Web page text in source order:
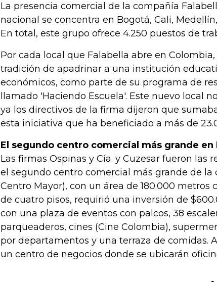
La presencia comercial de la compañía
nacional se concentra en Bogotá, Cali,
En total, este grupo ofrece 4.250 puestos de
Por cada local que Falabella abre en
tradición de apadrinar a una institución
económicos, como parte de su programa de
llamado 'Haciendo Escuela'. Este nuevo local
ya los directivos de la firma dijeron que
esta iniciativa que ha beneficiado a más de
El segundo centro comercial más grande en
Las firmas Ospinas y Cía. y Cuzesar fueron las
el segundo centro comercial más grande de la
Centro Mayor), con un área de 180.000 metros
de cuatro pisos, requirió una inversión de
con una plaza de eventos con palcos, 38
parqueaderos, cines (Cine Colombia),
por departamentos y una terraza de comidas.
un centro de negocios donde se ubicarán